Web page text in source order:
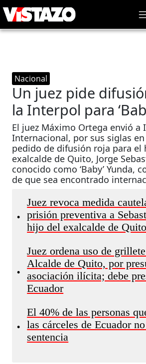
Nacional
Un juez pide
la Interpol para
El juez Máximo Ortega envió a
Internacional, por sus siglas
pedido de difusión roja para el
exalcalde de Quito, Jorge
conocido como ‘Baby’ Yunda,
de que sea encontrado
•
Juez revoca medida
prisión preventiva a
hijo del exalcalde de Quito
•
Juez ordena uso de
Alcalde de Quito, por
asociación ilícita; debe
Ecuador
•
El 40% de las personas
las cárceles de Ecuador
sentencia